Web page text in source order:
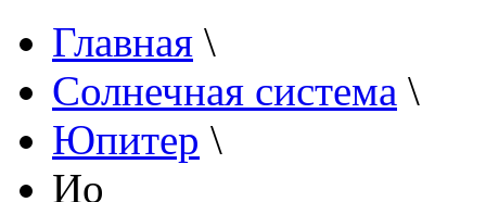
Главная \
Солнечная система \
Юпитер \
Ио